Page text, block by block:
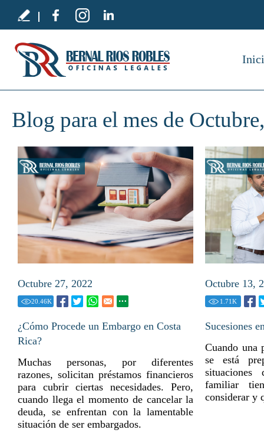
Blog para el mes de
Octubre 27, 2022
20.46K
¿Cómo Procede un Embargo en Costa
Rica?
Muchas personas, por diferentes
razones, solicitan préstamos financieros
para cubrir ciertas necesidades. Pero,
cuando llega el momento de cancelar la
deuda, se enfrentan con la lamentable
situación de ser embargados.
Octubre 13,
1.71K
Sucesiones
Cuando una
se está
familiar
considerar y